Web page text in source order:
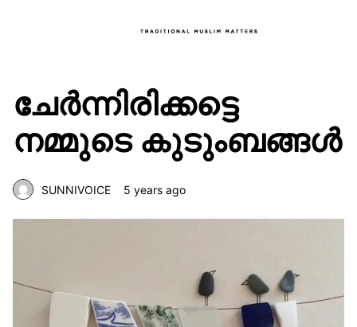
ചേർന്നിരിക്കട്ടെ
നമ്മുടെ കുടുംബങ്ങൾ
SUNNIVOICE 5 years ago